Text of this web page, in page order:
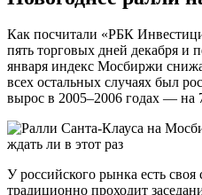
Как посчитали «РБК
пять торговых дней декабря и
января индекс Мосбиржи
всех остальных случаях был
вырос в 2005–2006 годах — на
У российского рынка есть
традиционно проходит